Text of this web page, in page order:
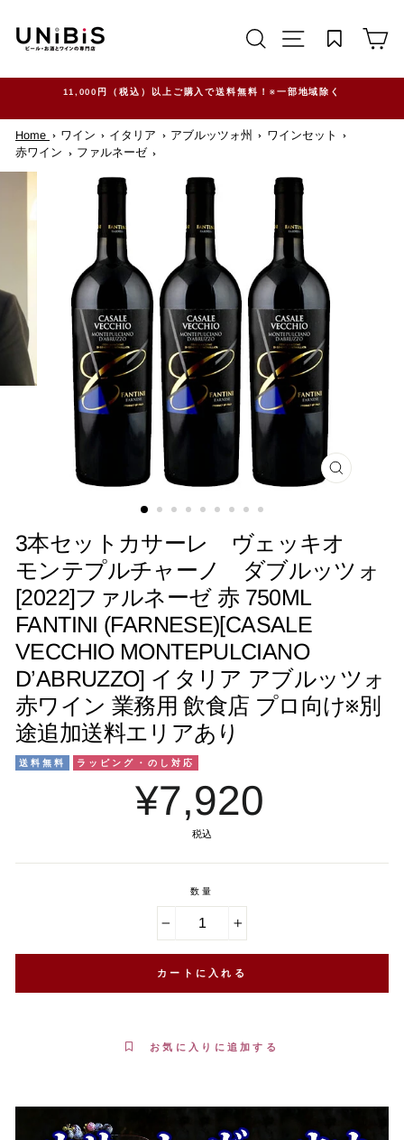
に
ッ
サイトを検索する
TRANSLATION
11,000円（税込）以上ご購入で送料無料！※一部地域除く
Home ワイン イタリア アブルッツォ州
ワインセット
赤ワイン
ファルネーゼ
閉
3本セットカサーレ ヴェッキオ
モンテプルチャーノ ダブルッツォ
[2022]ファルネーゼ 赤 750ML
FANTINI (FARNESE)[CASALE
VECCHIO MONTEPULCIANO
D’ABRUZZO] イタリア アブルッツォ
赤ワイン 業務用 飲食店 プロ向け※別
途追加送料エリアあり
送料無料 ラッピング・のし対応
¥7,920
税込
数量
カートに入れる
お気に入りに追加する